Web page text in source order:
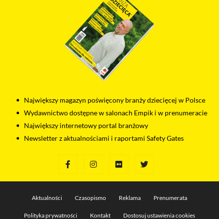
Największy magazyn poświęcony branży dziecięcej w Polsce
Wydawnictwo dostępne w salonach Empik i w prenumeracie
Największy internetowy portal branżowy
Newsletter z aktualnościami i raportami Safety Gates
Aktualności Czasopismo Reklama Prenumerata
Polityka prywatności Kontakt Dostosuj ustawienia cookies